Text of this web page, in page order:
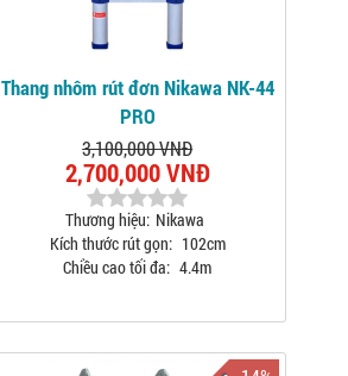
Thang nhôm rút đơn Nikawa NK-44
PRO
3,100,000 VNĐ
2,700,000 VNĐ
Thương hiệu: Nikawa
Kích thước rút gọn: 102cm
Chiều cao tối đa: 4.4m